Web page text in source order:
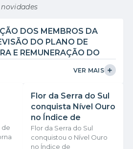
DOS MEMBROS DA
DO PLANO DE
E REMUNERAÇÃO DO
VER MAIS
de
Flor da Serra do Sul
conquista Nível Ouro
no Índice de
Transparência
Pública 2025
Flor da Serra do Sul
conquistou o Nível Ouro
no Índice de